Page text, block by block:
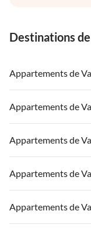
Destinations
Appartements de
Appartements de
Appartements de
Appartements de
Appartements de
Appartements de
Appartements de
Appartements de
Appartements de
Appartements de
Appartements de
Appartements de
Appartements de
Appartements de
Appartements de
Appartements de
Appartements de
Appartements de
Appartements de